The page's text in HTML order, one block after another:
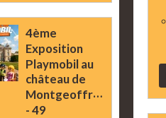
4ème
Exposition
Playmobil au
château de
Montgeoffroy
- 49